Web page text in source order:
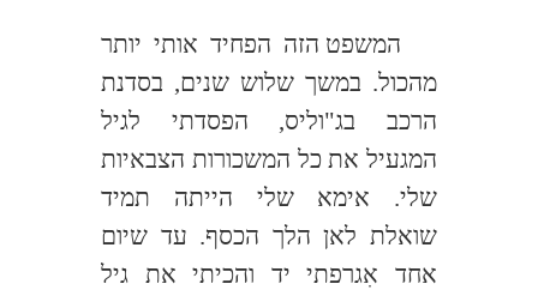
המשפט הזה הפחיד אותי יותר
מהכול. במשך שלוש שנים, בסדנת
הרכב בג"וליס, הפסדתי לגיל
המגעיל את כל המשכורות הצבאיות
שלי. אימא שלי הייתה תמיד
שואלת לאן הלך הכסף. עד שיום
אחד אִגרפתי יד והכיתי את גיל